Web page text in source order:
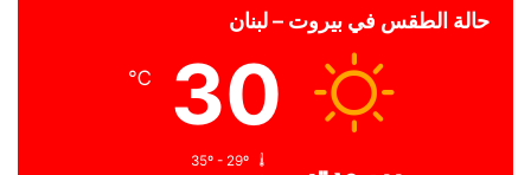
حالة الطقس في بيروت – لبنان
30
℃